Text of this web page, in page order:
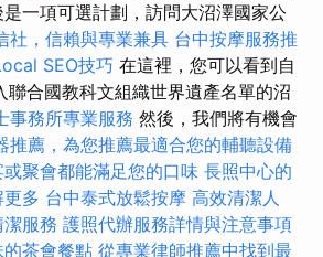
一項可選計劃，訪問大沼澤國家公
社，信賴與專業兼具 台中按摩服務推
SEO技巧 在這裡，您可以看到自
聯合國教科文組織世界遺產名單的沼
事務所專業服務 然後，我們將有機會
推薦，為您推薦最適合您的輔聽設備
聚會都能滿足您的口味 長照中心的
多 台中泰式放鬆按摩 高效清潔人
服務 護照代辦服務詳情與注意事項
茶會餐點 從專業律師推薦中找到最